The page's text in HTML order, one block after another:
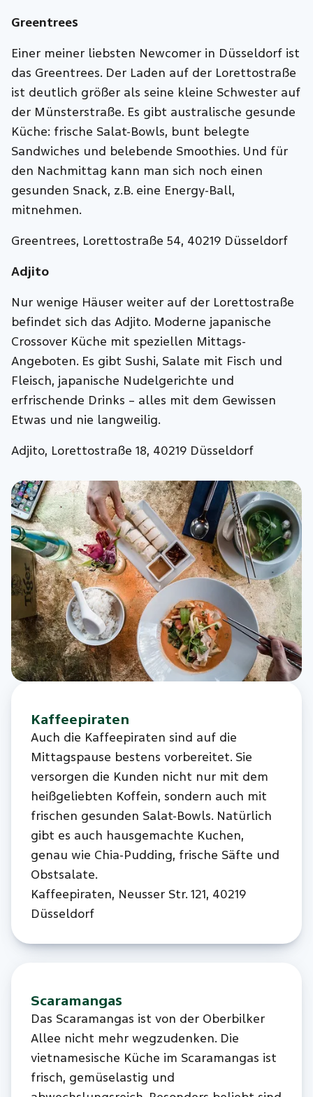
Greentrees
Einer meiner liebsten Newcomer in Düsseldorf ist
das Greentrees. Der Laden auf der Lorettostraße
ist deutlich größer als seine kleine Schwester auf
der Münsterstraße. Es gibt australische gesunde
Küche: frische Salat-Bowls, bunt belegte
Sandwiches und belebende Smoothies. Und für
den Nachmittag kann man sich noch einen
gesunden Snack, z.B. eine Energy-Ball,
mitnehmen.
Greentrees, Lorettostraße 54, 40219 Düsseldorf
Adjito
Nur wenige Häuser weiter auf der Lorettostraße
befindet sich das Adjito. Moderne japanische
Crossover Küche mit speziellen Mittags-
Angeboten. Es gibt Sushi, Salate mit Fisch und
Fleisch, japanische Nudelgerichte und
erfrischende Drinks – alles mit dem Gewissen
Etwas und nie langweilig.
Adjito, Lorettostraße 18, 40219 Düsseldorf
Kaffeepiraten
Auch die Kaffeepiraten sind auf die
Mittagspause bestens vorbereitet. Sie
versorgen die Kunden nicht nur mit dem
heißgeliebten Koffein, sondern auch mit
frischen gesunden Salat-Bowls. Natürlich
gibt es auch hausgemachte Kuchen,
genau wie Chia-Pudding, frische Säfte und
Obstsalate.
Kaffeepiraten, Neusser Str. 121, 40219
Düsseldorf
Scaramangas
Das Scaramangas ist von der Oberbilker
Allee nicht mehr wegzudenken. Die
vietnamesische Küche im Scaramangas ist
frisch, gemüselastig und